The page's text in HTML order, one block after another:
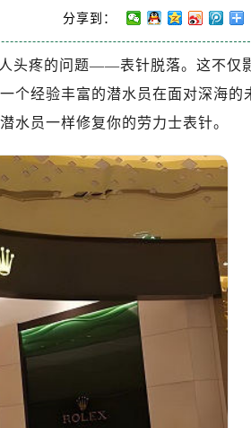
象城）17层1706室（需提前预约）
提前预约）
室（需提前预约）
室（需提前预约）
座办公楼14层07室（需提前预约）
室（需提前预约）
（需提前预约）
15层07室（需提前预约）
提前预约）
提前预约）
需提前预约）
约）
需提前预约）
需提前预约）
（芙蓉广场）10层13室（需提前预约）
分享到：
头疼的问题——表针脱落。这不仅
个经验丰富的潜水员在面对深海的
水员一样修复你的劳力士表针。